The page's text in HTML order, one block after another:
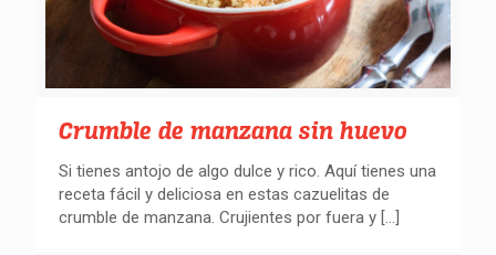
Buscar recetas
Crumble de manzana sin huevo
Si tienes antojo de algo dulce y rico. Aquí tienes una
receta fácil y deliciosa en estas cazuelitas de
crumble de manzana. Crujientes por fuera y […]